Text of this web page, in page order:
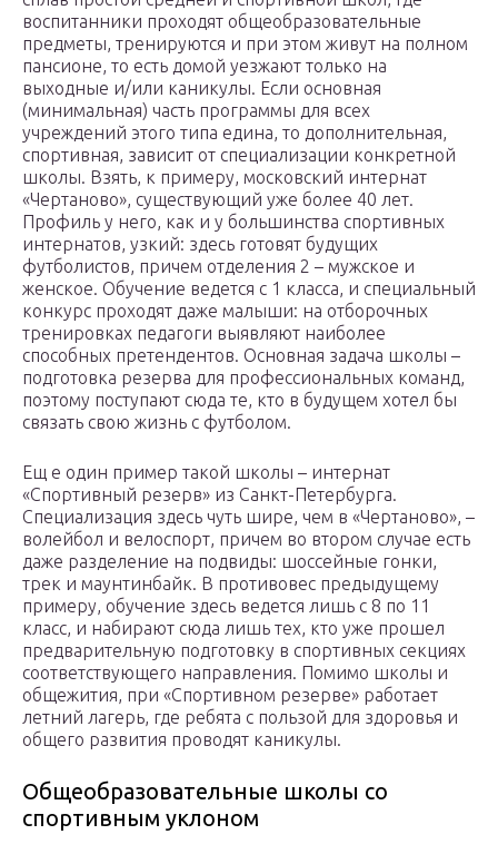
воспитанники проходят общеобразовательные
предметы, тренируются и при этом живут на полном
пансионе, то есть домой уезжают только на
выходные и/или каникулы. Если основная
(минимальная) часть программы для всех
учреждений этого типа едина, то дополнительная,
спортивная, зависит от специализации конкретной
школы. Взять, к примеру, московский интернат
«Чертаново», существующий уже более 40 лет.
Профиль у него, как и у большинства спортивных
интернатов, узкий: здесь готовят будущих
футболистов, причем отделения 2 – мужское и
женское. Обучение ведется с 1 класса, и специальный
конкурс проходят даже малыши: на отборочных
тренировках педагоги выявляют наиболее
способных претендентов. Основная задача школы –
подготовка резерва для профессиональных команд,
поэтому поступают сюда те, кто в будущем хотел бы
связать свою жизнь с футболом.
Ещ е один пример такой школы – интернат
«Спортивный резерв» из Санкт-Петербурга.
Специализация здесь чуть шире, чем в «Чертаново», –
волейбол и велоспорт, причем во втором случае есть
даже разделение на подвиды: шоссейные гонки,
трек и маунтинбайк. В противовес предыдущему
примеру, обучение здесь ведется лишь с 8 по 11
класс, и набирают сюда лишь тех, кто уже прошел
предварительную подготовку в спортивных секциях
соответствующего направления. Помимо школы и
общежития, при «Спортивном резерве» работает
летний лагерь, где ребята с пользой для здоровья и
общего развития проводят каникулы.
Общеобразовательные школы со
спортивным уклоном